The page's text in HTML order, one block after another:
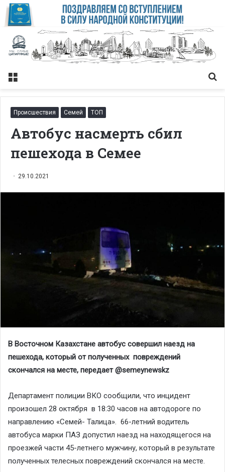
Меню
Происшествия Семей ТОП
Автобус насмерть сбил
пешехода в Семее
29.10.2021
В Восточном Казахстане автобус совершил наезд на
пешехода, который от полученных повреждений
скончался на месте, передает @semeynewskz
Департамент полиции ВКО сообщили, что инцидент
произошел 28 октября в 18:30 часов на автодороге по
направлению «Семей- Талица». 66-летний водитель
автобуса марки ПАЗ допустил наезд на находящегося на
проезжей части 45-летнего мужчину, который в результате
полученных телесных повреждений скончался на месте.